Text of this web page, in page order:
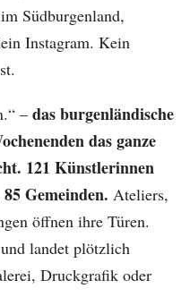
Südburgenland,
Instagram. Kein
– das burgenländische
das ganze
121 Künstlerinnen
Gemeinden. Ateliers,
öffnen ihre Türen.
landet plötzlich
Druckgrafik oder